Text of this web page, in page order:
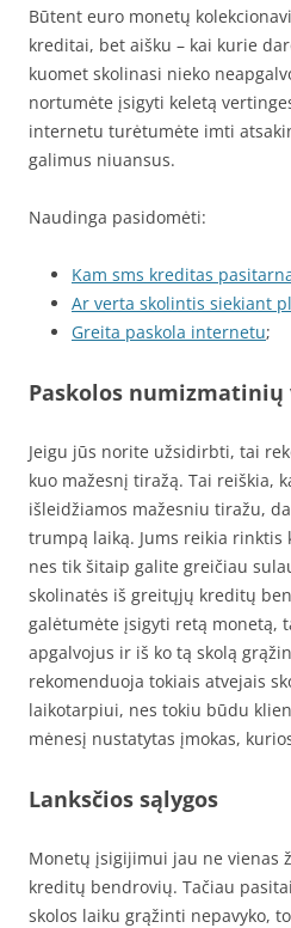
Būtent euro monetų
kreditai, bet aišku – kai kurie
kuomet skolinasi nieko
nortumėte įsigyti keletą
internetu turėtumėte imti
galimus niuansus.
Naudinga pasidomėti:
Kam sms kreditas
Ar verta skolintis siekiant
Greita paskola internetu;
Paskolos
Jeigu jūs norite užsidirbti, tai
kuo mažesnį tiražą. Tai reiškia,
išleidžiamos mažesniu tiražu,
trumpą laiką. Jums reikia rinktis
nes tik šitaip galite greičiau
skolinatės iš greitųjų kreditų
galėtumėte įsigyti retą monetą,
apgalvojus ir iš ko tą skolą
rekomenduoja tokiais atvejais
laikotarpiui, nes tokiu būdu
mėnesį nustatytas įmokas,
Lanksčios sąlygos
Monetų įsigijimui jau ne vienas
kreditų bendrovių. Tačiau
skolos laiku grąžinti nepavyko,